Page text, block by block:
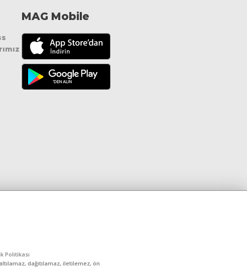
MAG Mobile
Politikası
dağıtılamaz, iletilemez, ön